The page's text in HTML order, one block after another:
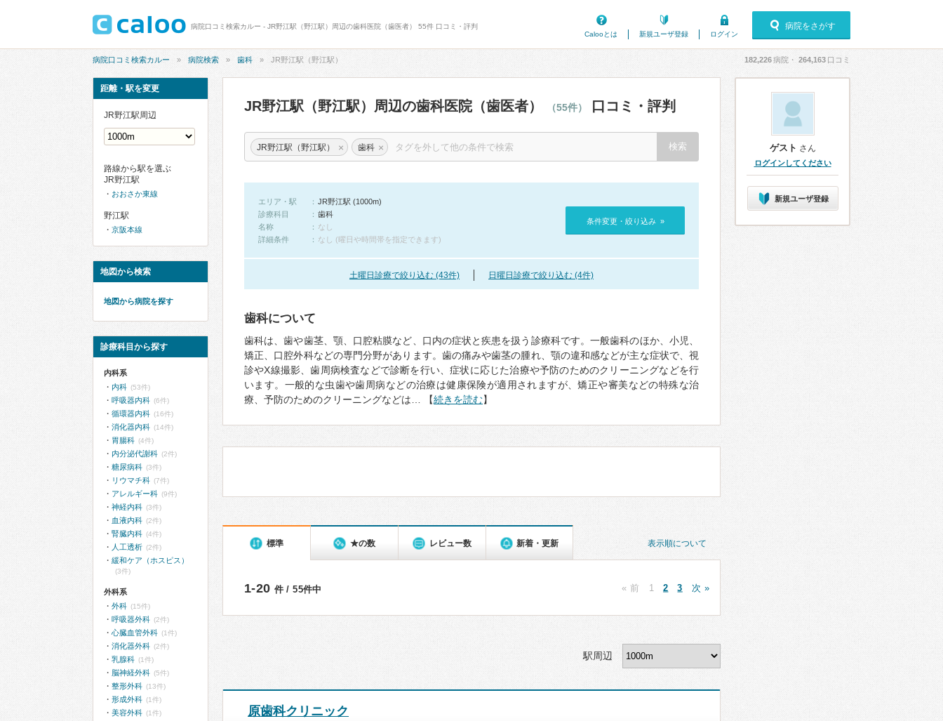
病院口コミ検索カルー - JR野江駅（野江駅）周辺の歯科医院（歯医者） 55件 口コミ・評判
Calooとは
新規ユーザ登録 ログイン
病院をさがす
病院口コミ検索カルー 病院検索 歯科 JR野江駅（野江駅） 182,226病院・ 264,163 口コミ
JR野江駅（野江駅）周辺の歯科医院（歯医者） （55件） 口コミ・評判
JR野江駅（野江駅） × 歯科 ×
エリア・駅
JR野江駅 (1000m)
診療科目
歯科
名称
なし
詳細条件
なし (曜日や時間帯を指定できます)
条件変更・絞り込み »
土曜日診療で絞り込む (43件) 日曜日診療で絞り込む (4件)
歯科について
歯科は、歯や歯茎、顎、口腔粘膜など、口内の症状と疾患を扱う診療科です。一般歯科のほか、小児、
矯正、口腔外科などの専門分野があります。歯の痛みや歯茎の腫れ、顎の違和感などが主な症状で、視
診やX線撮影、歯周病検査などで診断を行い、症状に応じた治療や予防のためのクリーニングなどを行
います。一般的な虫歯や歯周病などの治療は健康保険が適用されますが、矯正や審美などの特殊な治
療、予防のためのクリーニングなどは… 【続きを読む】
表示順について
標準 ★の数 レビュー数 新着・更新
1-20 件 / 55件中 « 前 1 2 3 次 »
駅周辺
原歯科クリニック
距離・駅を変更
JR野江駅周辺
路線から駅を選ぶ
JR野江駅
おおさか東線
野江駅
京阪本線
地図から検索
地図から病院を探す
診療科目から探す
内科系
内科 (53件)
呼吸器内科 (6件)
循環器内科 (16件)
消化器内科 (14件)
胃腸科 (4件)
内分泌代謝科 (2件)
糖尿病科 (3件)
リウマチ科 (7件)
アレルギー科 (9件)
神経内科 (3件)
血液内科 (2件)
腎臓内科 (4件)
人工透析 (2件)
緩和ケア（ホスピス）
(3件)
外科系
外科 (15件)
呼吸器外科 (2件)
心臓血管外科 (1件)
消化器外科 (2件)
乳腺科 (1件)
脳神経外科 (5件)
整形外科 (13件)
形成外科 (1件)
美容外科 (1件)
ゲスト さん
ログインしてください
新規ユーザ登録